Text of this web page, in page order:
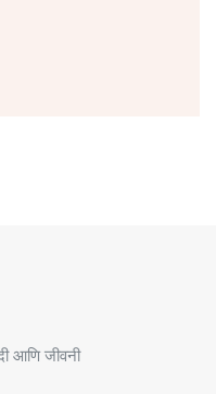
आणि जीवनी